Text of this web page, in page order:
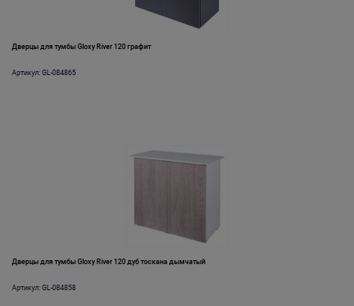
Дверцы для тумбы Gloxy River 120 графит
Артикул: GL-084865
Дверцы для тумбы Gloxy River 120 дуб тоскана дымчатый
Артикул: GL-084858